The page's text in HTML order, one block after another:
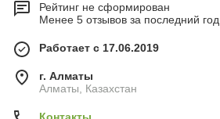
Рейтинг не сформирован
Менее 5 отзывов за последний год
Работает с 17.06.2019
г. Алматы
Алматы, Казахстан